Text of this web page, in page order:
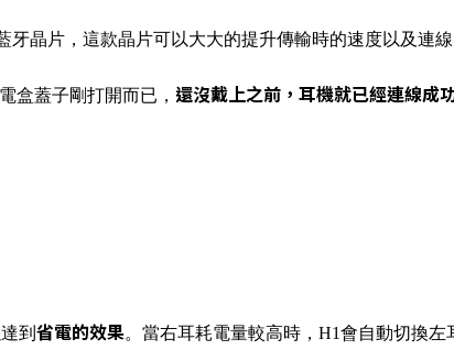
牙晶片，這款晶片可以大大的提升傳輸時的速度以及連線
盒蓋子剛打開而已， 還沒戴上之前，耳機就已經連線成
到 省電的效果。當右耳耗電量較高時，H1會自動切換